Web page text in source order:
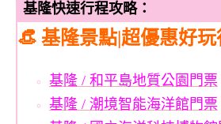
基隆快速行程攻略：
👒 基隆景點|超優惠好玩
基隆 / 和平島地質公園門票
基隆 / 潮境智能海洋館門票